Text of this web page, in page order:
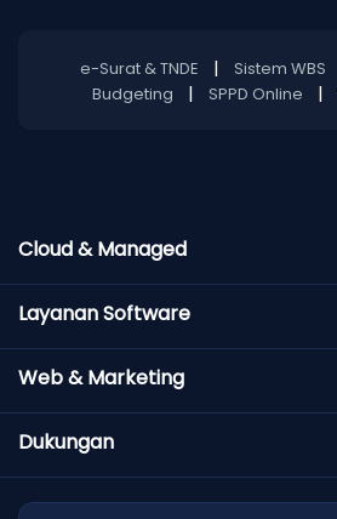
e-Surat & TNDE | Sistem WBS
Budgeting
| SPPD Online |
Cloud & Managed
Layanan Software
Web & Marketing
Dukungan